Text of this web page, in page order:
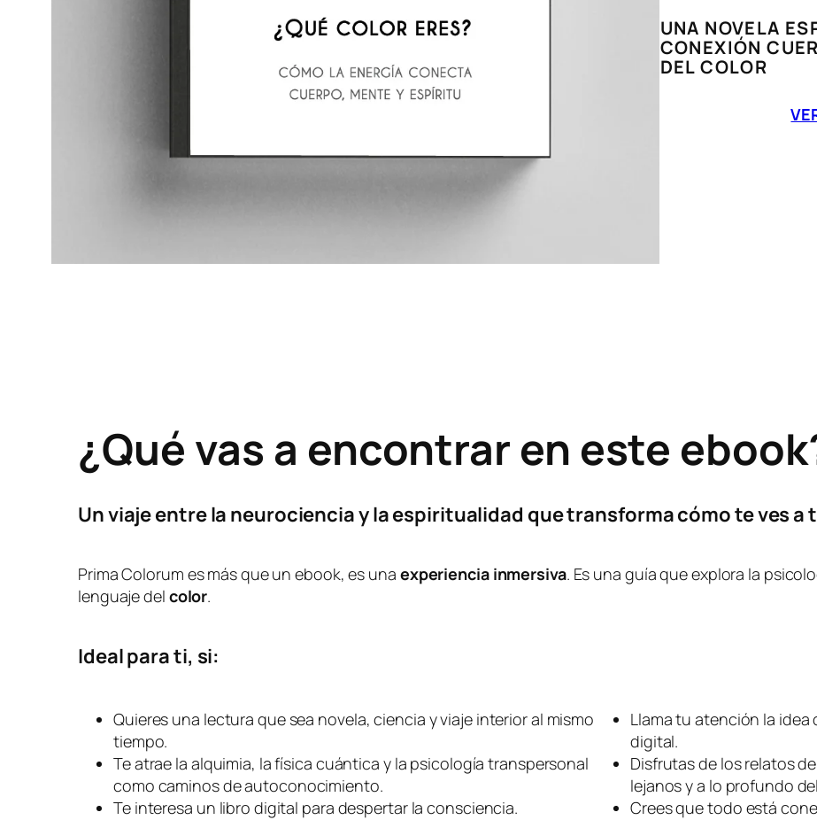
UNA NOVELA
CONEXIÓN
DEL COLOR
¿Qué vas a encontrar en este
Un viaje entre la neurociencia y la espiritualidad que transforma cómo te ves a
Prima Colorum es más que un ebook, es una experiencia inmersiva. Es una guía que explora la
lenguaje del color.
Ideal para ti, si:
Quieres una lectura que sea novela, ciencia y viaje interior al mismo
tiempo.
Te atrae la alquimia, la física cuántica y la psicología transpersonal
como caminos de autoconocimiento.
Te interesa un libro digital para despertar la consciencia.
Llama tu atención la
digital.
Disfrutas de los relatos
lejanos y a lo profundo
Crees que todo está